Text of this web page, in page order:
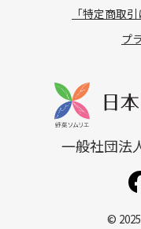
「特定商取
プ
一般社団法
© 2025